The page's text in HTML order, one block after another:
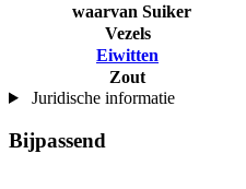
waarvan Suiker
Vezels
Eiwitten
Zout
Juridische informatie
Bijpassend